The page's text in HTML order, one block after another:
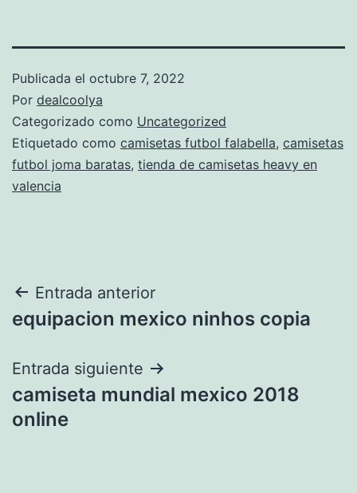
Publicada el octubre 7, 2022
Por dealcoolya
Categorizado como Uncategorized
Etiquetado como camisetas futbol falabella, camisetas
futbol joma baratas, tienda de camisetas heavy en
valencia
Navegación
de
entradas
Entrada anterior
equipacion mexico ninhos copia
Entrada siguiente
camiseta mundial mexico 2018
online